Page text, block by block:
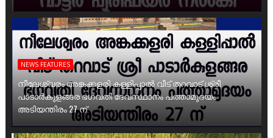
NEWS FEATURES
നീലേശ്വരം അങ്കക്കളരി കള്ളിപ്പാൽ വീട് തറവാട് ശ്രീ
പാടാർകുളങ്ങര ഭഗവതി ദേവസ്ഥാനം പത്താമുദയം
അടിയന്തിരം 27 ന്